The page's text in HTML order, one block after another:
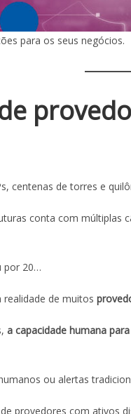
para os seus negócios.
centenas de torres e
conta com múltiplas
por 20…
de muitos
a capacidade humana
ou alertas
provedores com ativos